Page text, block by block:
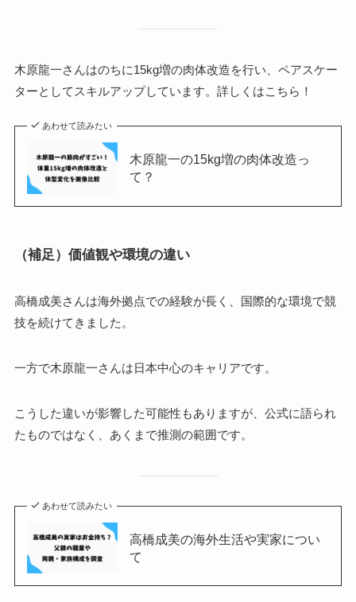
木原龍一さんはのちに15kg増の肉体改造を行い、ペアスケー
ターとしてスキルアップしています。詳しくはこちら！
あわせて読みたい
木原龍一の15kg増の肉体改造っ
て？
（補足）価値観や環境の違い
高橋成美さんは海外拠点での経験が長く、国際的な環境で競
技を続けてきました。
一方で木原龍一さんは日本中心のキャリアです。
こうした違いが影響した可能性もありますが、公式に語られ
たものではなく、あくまで推測の範囲です。
あわせて読みたい
高橋成美の海外生活や実家につい
て